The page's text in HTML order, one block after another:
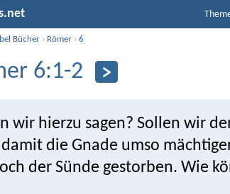
Bücher › Römer ›6
6:1-2
wir hierzu sagen? Sollen wir
die Gnade umso
der Sünde gestorben. Wie